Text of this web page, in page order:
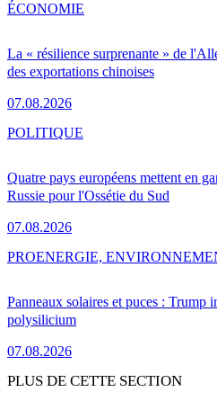
La « résilience surprenante » de
des exportations chinoises
07.08.2026
ÉCONOMIE
Quatre pays européens mettent en
Russie pour l'Ossétie du Sud
07.08.2026
POLITIQUE
Panneaux solaires et puces : Trump
polysilicium
07.08.2026
PROENERGIE,
PLUS DE CETTE SECTION